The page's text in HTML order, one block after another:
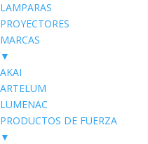
LAMPARAS
PROYECTORES
MARCAS
▼
AKAI
ARTELUM
LUMENAC
PRODUCTOS DE FUERZA
▼